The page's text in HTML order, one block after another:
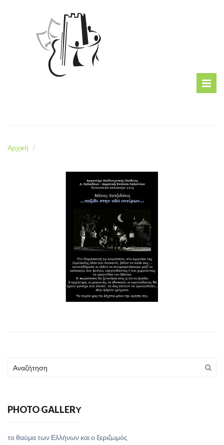
Αρχική
PHOTO GALLERΥ
το θαύμα των Ελλήνων και ο ξεριζωμός